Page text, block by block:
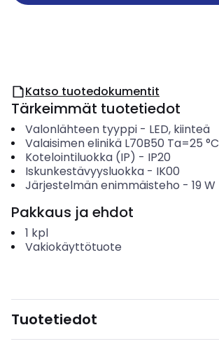
Katso tuotedokumentit
Tärkeimmät tuotetiedot
Valonlähteen tyyppi- LED, kiinteä
Valaisimen elinikä L70B50 Ta=25 °C
Kotelointiluokka (IP) - IP20
Iskunkestävyysluokka- IK00
Järjestelmän enimmäisteho - 19 W
Pakkaus ja ehdot
1 kpl
Vakiokäyttötuote
Tuotetiedot